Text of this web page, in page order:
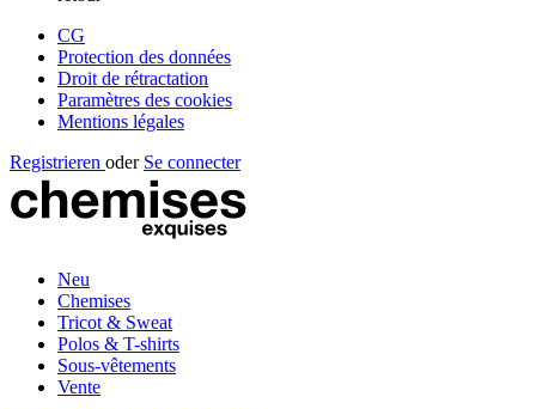
CG
Protection des données
Droit de rétractation
Paramètres des cookies
Mentions légales
Registrieren oder Se connecter
Neu
Chemises
Tricot & Sweat
Polos & T-shirts
Sous-vêtements
Vente